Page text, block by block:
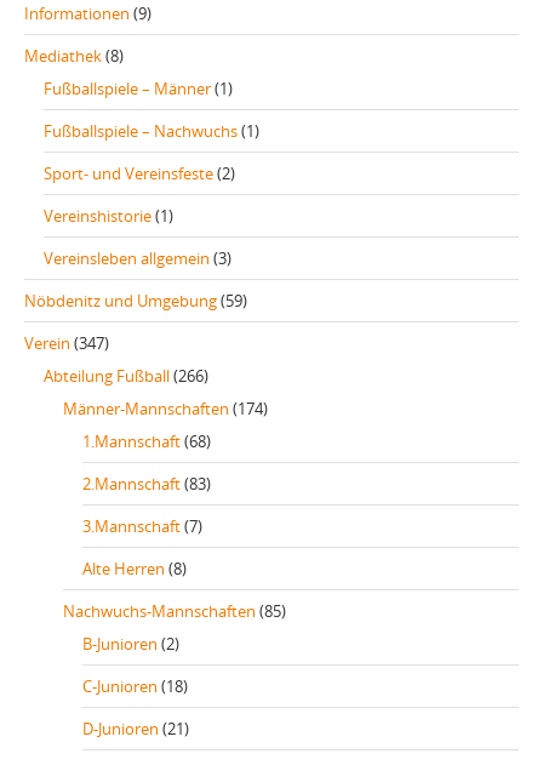
Informationen (9)
Mediathek(8)
Fußballspiele – Männer(1)
Fußballspiele – Nachwuchs(1)
Sport- und Vereinsfeste(2)
Vereinshistorie(1)
Vereinsleben allgemein (3)
Nöbdenitz und Umgebung(59)
Verein (347)
Abteilung Fußball(266)
Männer-Mannschaften (174)
1.Mannschaft(68)
2.Mannschaft(83)
3.Mannschaft(7)
Alte Herren (8)
Nachwuchs-Mannschaften (85)
B-Junioren (2)
C-Junioren (18)
D-Junioren (21)